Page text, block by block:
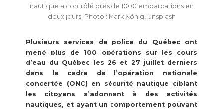
nautique a contrôlé près de 1000 embarcations en
deux jours. Photo : Mark König, Unsplash
Plusieurs services de police du Québec ont
mené plus de 100 opérations sur les cours
d’eau du Québec les 26 et 27 juillet derniers
dans le cadre de l’opération nationale
concertée (ONC) en sécurité nautique ciblant
les citoyens s’adonnant à des activités
nautiques, et ayant un comportement pouvant